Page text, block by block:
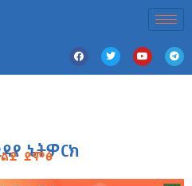
ኔትዎርክ
ድምፅ